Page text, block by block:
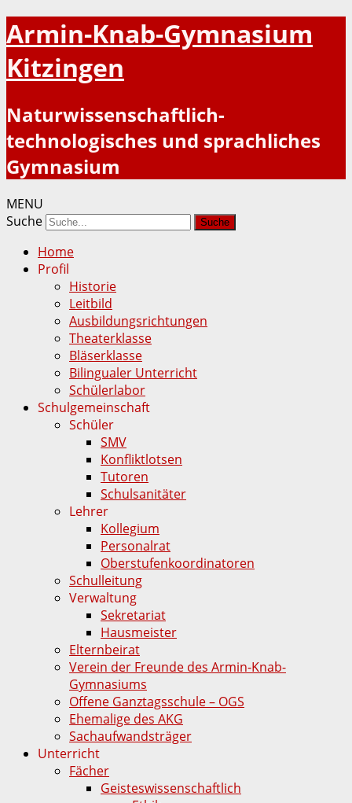
Armin-Knab-Gymnasium
Kitzingen
Naturwissenschaftlich-
technologisches und sprachliches
Gymnasium
MENU
Suche
Home
Profil
Historie
Leitbild
Ausbildungsrichtungen
Theaterklasse
Bläserklasse
Bilingualer Unterricht
Schülerlabor
Schulgemeinschaft
Schüler
SMV
Konfliktlotsen
Tutoren
Schulsanitäter
Lehrer
Kollegium
Personalrat
Oberstufenkoordinatoren
Schulleitung
Verwaltung
Sekretariat
Hausmeister
Elternbeirat
Verein der Freunde des Armin-Knab-
Gymnasiums
Offene Ganztagsschule – OGS
Ehemalige des AKG
Sachaufwandsträger
Unterricht
Fächer
Geisteswissenschaftlich